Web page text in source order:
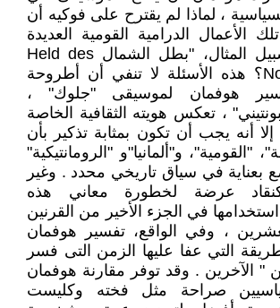
، لماذا لم يقترح على فوكيه أن
الأعمال الدرامية القومية العديدة
للكاتب ، على سبيل المثال، "بطل الشمال Held des
Nordens " (1810)؟ هذه الأسئلة لا تنفي أن أطروحة
هوفمان لموسيقى "جلوك" ،
، تعكس هويته الثقافية الخاصة
أنه يجب أن تكون بمثابة تذكير بأن
"القومية"، و"ألمانيا"و "الرومانتيكية"
بعناية في سياق تاريخي محدد . وغير
عرضة لخطورة معاني هذه
في الجزء الأخير من القرنين
، وفي الواقع، تفسير هوفمان
التي عفا عليها الزمن التى فسر
" الآخرين . وقد توفر مقارنة هوفمان
صراحة مثل فخته وكليست